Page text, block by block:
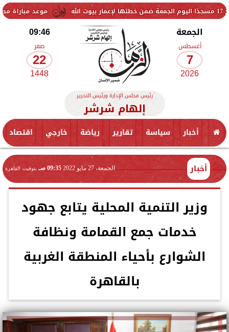
موعد مباراة مصر وإسبانيا في
الجمعة
أغسطس
7
2026
09:46
صفر
22
1448
رئيس مجلس الإدارة ورئيس التحرير
إلهام شرشر
أخبار سياسة تقارير رياضة خارجي اقتصاد
أخبار الجمعة، 27 مايو 2022 09:35 صـ بتوقيت القاهرة
وزير التنمية المحلية يتابع جهود
خدمات جمع القمامة ونظافة
الشوارع بأحياء المنطقة الغربية
بالقاهرة